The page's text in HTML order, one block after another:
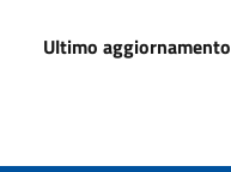
Ultimo aggiornamento